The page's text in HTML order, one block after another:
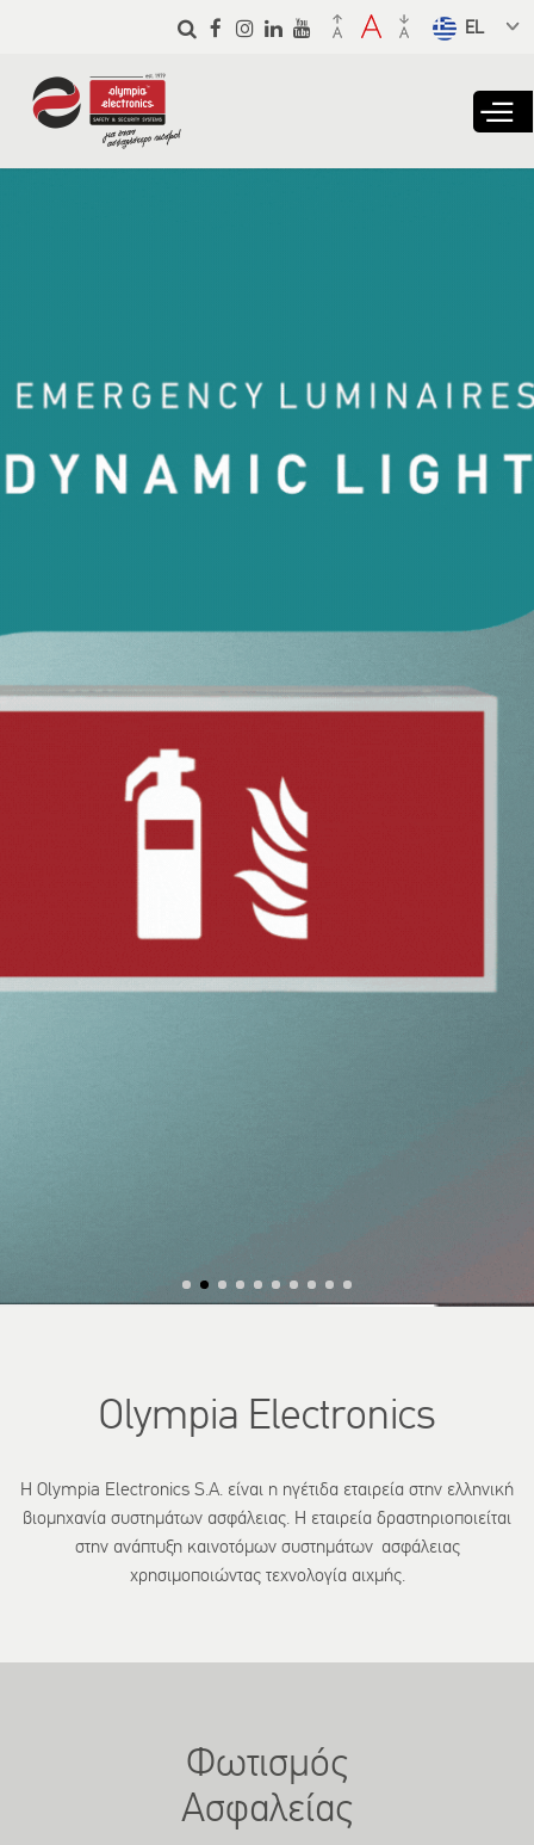
Παράκαμψη
προς το
from the
dropdown
to translate
Olympia Electronics
Η Olympia Electronics S.A. είναι η ηγέτιδα εταιρεία στην ελληνική
βιομηχανία συστημάτων ασφάλειας. Η εταιρεία δραστηριοποιείται
στην ανάπτυξη καινοτόμων συστημάτων ασφάλειας
χρησιμοποιώντας τεχνολογία αιχμής.
Φωτισμός
Ασφαλείας